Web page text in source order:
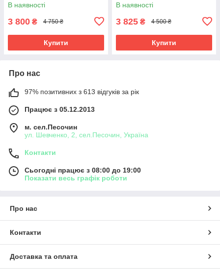
В наявності
3 800 ₴ 4 750 ₴
Купити
В наявності
3 825 ₴ 4 500 ₴
Купити
Про нас
97% позитивних з 613 відгуків за рік
Працює з 05.12.2013
м. сел.Песочин
ул. Шевченко, 2, сел.Песочин, Україна
Контакти
Сьогодні працює з 08:00 до 19:00
Показати весь графік роботи
Про нас
Контакти
Доставка та оплата